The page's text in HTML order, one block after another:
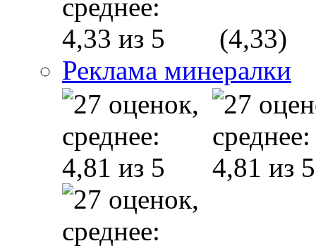
(4,33)
Реклама минералки